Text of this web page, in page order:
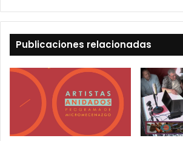
Publicaciones relacionadas